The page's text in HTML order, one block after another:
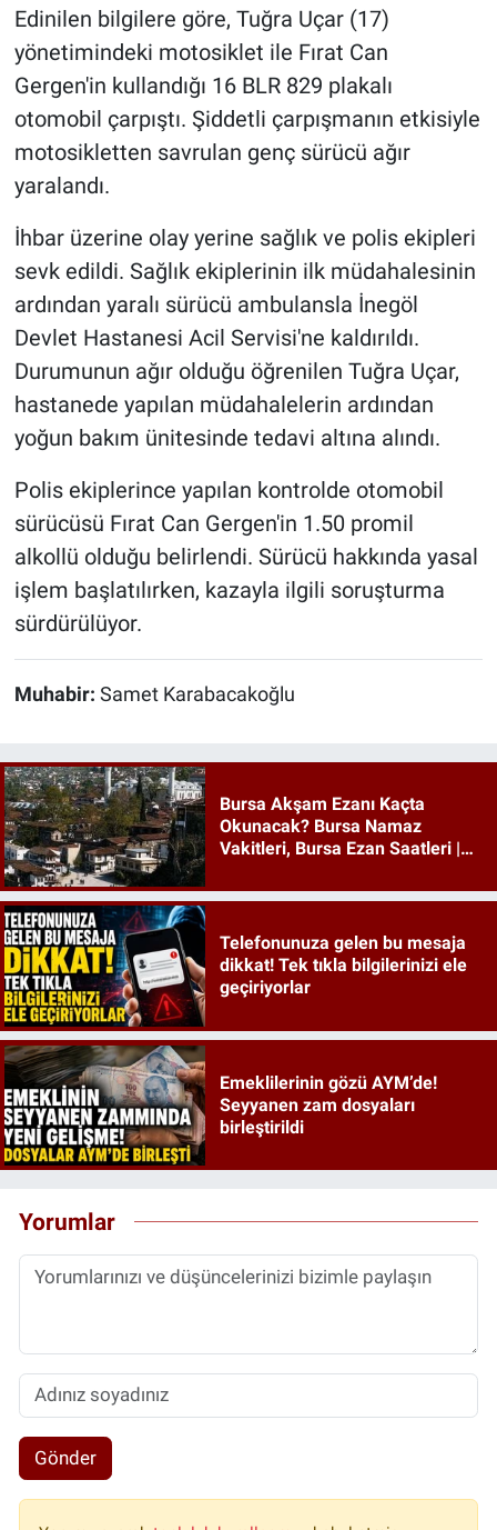
Edinilen bilgilere göre, Tuğra Uçar (17)
yönetimindeki motosiklet ile Fırat Can
Gergen'in kullandığı 16 BLR 829 plakalı
otomobil çarpıştı. Şiddetli çarpışmanın etkisiyle
motosikletten savrulan genç sürücü ağır
yaralandı.
İhbar üzerine olay yerine sağlık ve polis ekipleri
sevk edildi. Sağlık ekiplerinin ilk müdahalesinin
ardından yaralı sürücü ambulansla İnegöl
Devlet Hastanesi Acil Servisi'ne kaldırıldı.
Durumunun ağır olduğu öğrenilen Tuğra Uçar,
hastanede yapılan müdahalelerin ardından
yoğun bakım ünitesinde tedavi altına alındı.
Polis ekiplerince yapılan kontrolde otomobil
sürücüsü Fırat Can Gergen'in 1.50 promil
alkollü olduğu belirlendi. Sürücü hakkında yasal
işlem başlatılırken, kazayla ilgili soruşturma
sürdürülüyor.
Muhabir: Samet Karabacakoğlu
Bursa Akşam Ezanı Kaçta
Okunacak? Bursa Namaz
Vakitleri, Bursa Ezan Saatleri |
Telefonunuza gelen bu mesaja
dikkat! Tek tıkla bilgilerinizi ele
geçiriyorlar
Emeklilerinin gözü AYM’de!
Seyyanen zam dosyaları
birleştirildi
Yorumlar
Gönder